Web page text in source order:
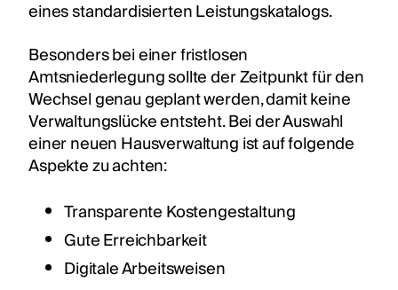
eines standardisierten Leistungskatalogs.
Besonders bei einer fristlosen
Amtsniederlegung sollte der Zeitpunkt für den
Wechsel genau geplant werden, damit keine
Verwaltungslücke entsteht. Bei der Auswahl
einer neuen Hausverwaltung ist auf folgende
Aspekte zu achten:
Transparente Kostengestaltung
Gute Erreichbarkeit
Digitale Arbeitsweisen